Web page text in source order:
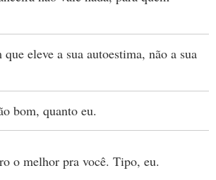
eleve a sua autoestima, não a sua
bom, quanto eu.
o melhor pra você. Tipo, eu.